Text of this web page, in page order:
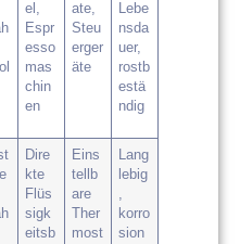
el,
Espr
esso
mas
chin
en
ate,
Steu
erger
äte
Lebe
nsda
uer,
rostb
estä
ndig
Dire
kte
Flüs
sigk
eitsb
Eins
tellb
are
Ther
most
Lang
lebig
,
korro
sion